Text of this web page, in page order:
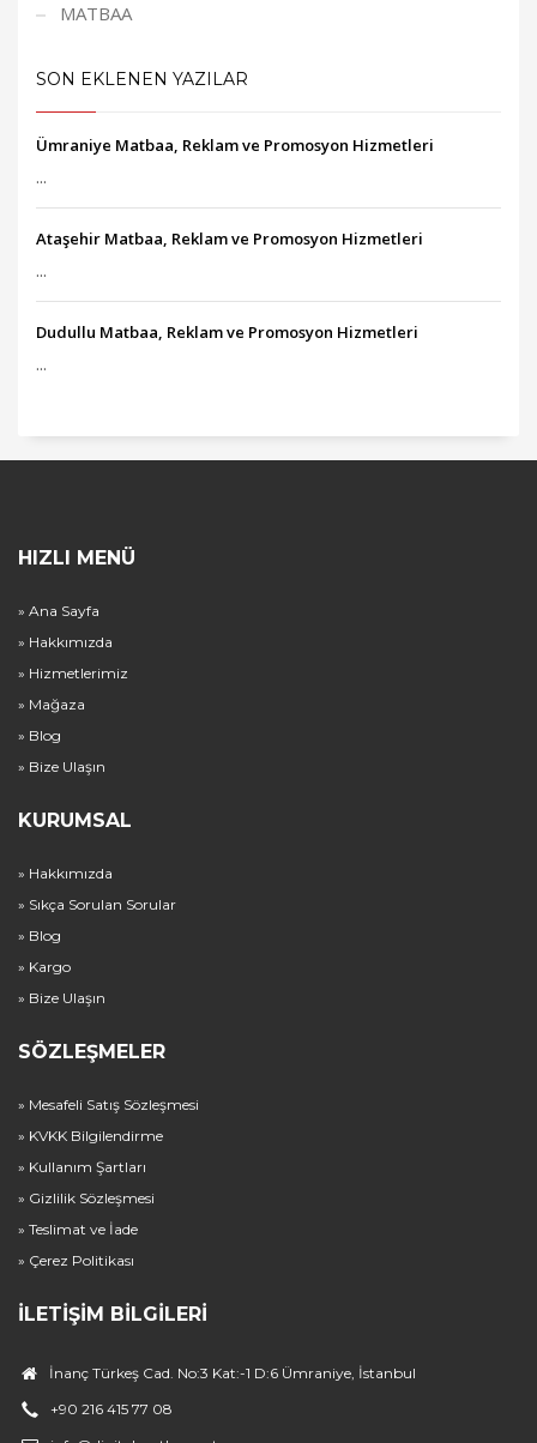
MATBAA
SON EKLENEN YAZILAR
Ümraniye Matbaa, Reklam ve Promosyon Hizmetleri
...
Ataşehir Matbaa, Reklam ve Promosyon Hizmetleri
...
Dudullu Matbaa, Reklam ve Promosyon Hizmetleri
...
HIZLI MENÜ
» Ana Sayfa
» Hakkımızda
» Hizmetlerimiz
» Mağaza
» Blog
» Bize Ulaşın
KURUMSAL
» Hakkımızda
» Sıkça Sorulan Sorular
» Blog
» Kargo
» Bize Ulaşın
SÖZLEŞMELER
» Mesafeli Satış Sözleşmesi
» KVKK Bilgilendirme
» Kullanım Şartları
» Gizlilik Sözleşmesi
» Teslimat ve İade
» Çerez Politikası
İLETIŞIM BILGILERI
İnanç Türkeş Cad. No:3 Kat:-1 D:6 Ümraniye, İstanbul
+90 216 415 77 08